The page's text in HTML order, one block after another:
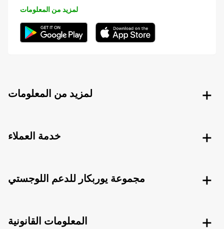
لمزيد من المعلومات
لمزيد من المعلومات
خدمة العملاء
مجموعة يوربكار للدعم اللوجستي
المعلومات القانونية